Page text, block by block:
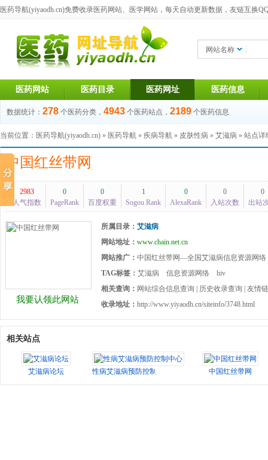
医药导航(yiyaodh.cn)免费收录医药网站、医学网站，每天自动更新数据，友链互换
网站名称
医药网站 医药目录 医药网址 医药信息
数据统计： 278 个医药分类， 4943 个医药站点， 2189 个医药信息
当前位置： 医药导航(yiyaodh.cn) » 医药导航 » 疾病导航 » 皮肤性病 » 艾滋病 » 站点
中国红丝带网
2983
人气指数
0
PageRank
0
百度权重
1
Sogou Rank
0
AlexaRank
0
入站次数
0
出站
我要认领此网站
所属目录： 艾滋病
网站地址： www.chain.net.cn
网站推广： 中国红丝带网—全国艾滋病信息资源网络
TAG标签： 艾滋病 信息资源网络
hiv
相关查询： 网站综合信息查询 历史收录查询
友情
收录地址： http://www.yiyaodh.cn/siteinfo/3748.html
相关站点
艾滋病论坛 性病艾滋病预防控制中心 中国红丝带网